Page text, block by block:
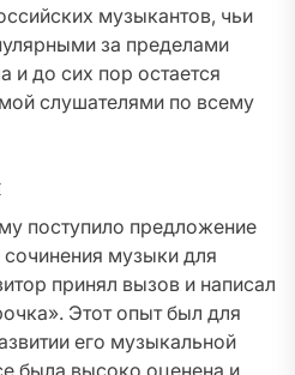
музыкантов, чьи
за пределами
и до сих пор остается
слушателями по всему
поступило предложение
сочинения музыки для
принял вызов и написал
Этот опыт был для
его музыкальной
была высоко оценена и